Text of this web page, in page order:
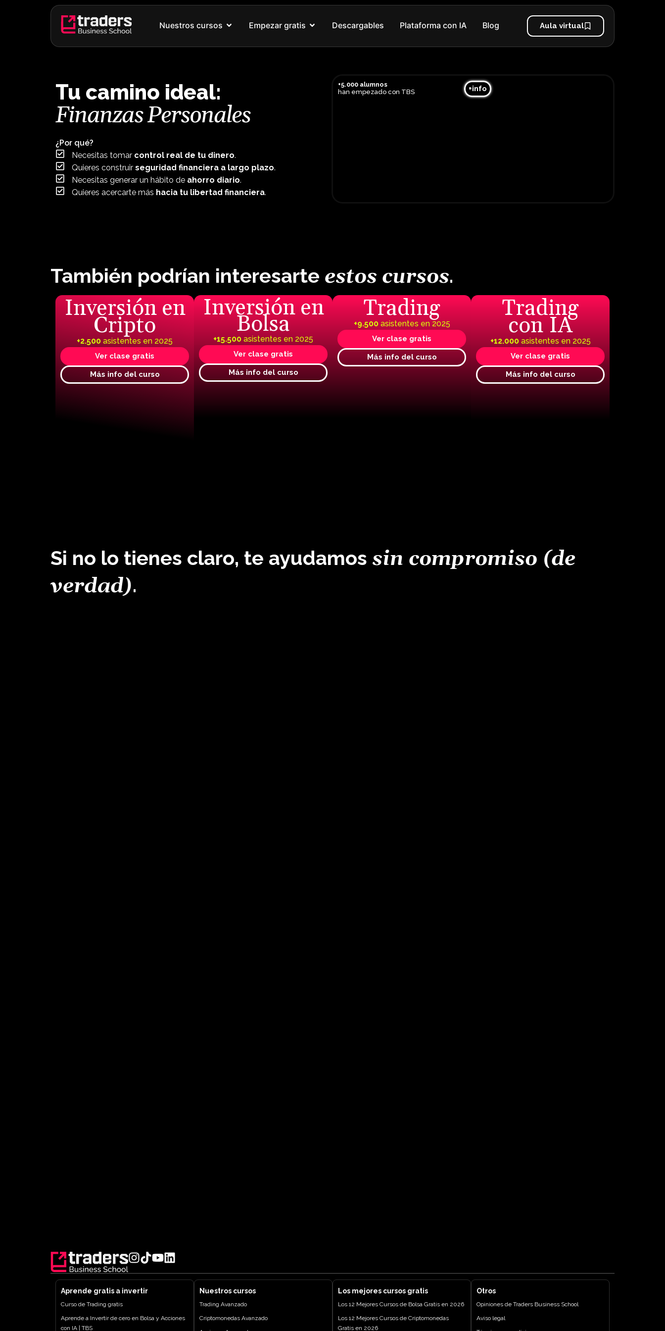
Nuestros cursos Abrir Nuestros cursos
Empezar gratis Abrir Empezar gratis
Descargables Plataforma con IA Blog Aula virtual
Tu camino ideal:
Finanzas Personales
¿Por qué?
Necesitas tomar control real de tu dinero.
Quieres construir seguridad financiera a largo plazo.
Necesitas generar un hábito de ahorro diario.
Quieres acercarte más hacia tu libertad financiera.
+5.000 alumnos
han empezado con TBS
+info
También podrían interesarte estos cursos.
Inversión en
Cripto
+2.500 asistentes en 2025
Ver clase gratis
Más info del curso
Inversión en
Bolsa
+15.500 asistentes en 2025
Ver clase gratis
Más info del curso
Trading
+9.500asistentes en 2025
Ver clase gratis
Más info del curso
Trading
con IA
+12.000asistentes en 2025
Ver clase gratis
Más info del curso
Si no lo tienes claro, te ayudamos sin compromiso (de
verdad).
Aprende gratis a invertir
Curso de Trading gratis
Aprende a Invertir de cero en Bolsa y Acciones
con IA | TBS
Nuestros cursos
Trading Avanzado
Criptomonedas Avanzado
Los mejores cursos gratis
Los 12 Mejores Cursos de Bolsa Gratis en 2026
Los 12 Mejores Cursos de Criptomonedas
Gratis en 2026
Otros
Opiniones de Traders Business School
Aviso legal